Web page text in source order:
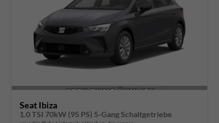
Seat Ibiza
1.0 TSI 70kW (95 PS) 5-Gang Schaltgetriebe